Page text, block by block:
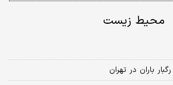
محیط زیست